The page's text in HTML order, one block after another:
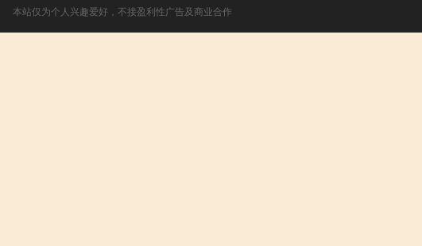
本站仅为个人兴趣爱好，不接盈利性广告及商业合作